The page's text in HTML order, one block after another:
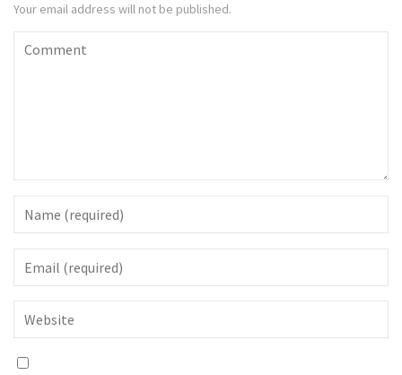
Your email address will not be published.